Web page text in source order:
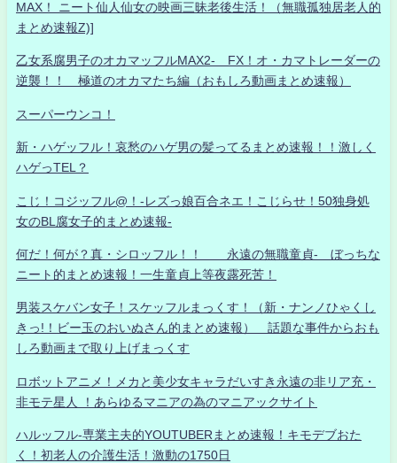
MAX！ ニート仙人仙女の映画三昧老後生活！（無職孤独居老人的
まとめ速報Z)]
乙女系腐男子のオカマッフルMAX2- FX！オ・カマトレーダーの
逆襲！！ 極道のオカマたち編（おもしろ動画まとめ速報）
スーパーウンコ！
新・ハゲッフル！哀愁のハゲ男の髪ってるまとめ速報！！激しく
ハゲっTEL？
こじ！コジッフル@！-レズっ娘百合ネエ！こじらせ！50独身処
女のBL腐女子的まとめ速報-
何だ！何が？真・シロッフル！！ 永遠の無職童貞- ぼっちな
ニート的まとめ速報！一生童貞上等夜露死苦！
男装スケバン女子！スケッフルまっくす！（新・ナンノひゃくし
きっ!！ビー玉のおいぬさん的まとめ速報） 話題な事件からおも
しろ動画まで取り上げまっくす
ロボットアニメ！メカと美少女キャラだいすき永遠の非リア充・
非モテ星人 ！あらゆるマニアの為のマニアックサイト
ハルッフル-専業主夫的YOUTUBERまとめ速報！キモデブおた
く！初老人の介護生活！激動の1750日